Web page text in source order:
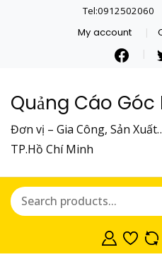
Tel:0912502060
My account
Quảng Cáo Góc
Đơn vị – Gia Công, Sản
TP.Hồ Chí Minh